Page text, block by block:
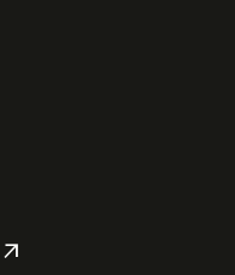
arrow_outward